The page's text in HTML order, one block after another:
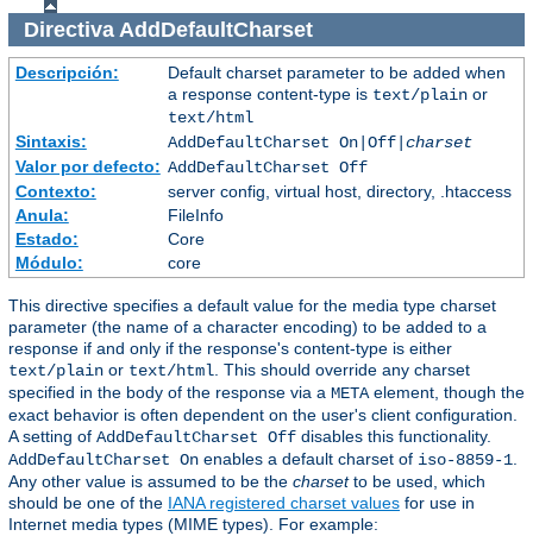
Directiva AddDefaultCharset
Descripción:
Default charset parameter to be added when
a response content-type is text/plainor
text/html
Sintaxis:
AddDefaultCharset On|Off| charset
Valor por defecto: AddDefaultCharset Off
Contexto:
server config, virtual host, directory, .htaccess
Anula:
FileInfo
Estado:
Core
Módulo:
core
This directive specifies a default value for the media type charset
parameter (the name of a character encoding) to be added to a
response if and only if the response's content-type is either
text/plain or text/html . This should override any charset
specified in the body of the response via a META element, though the
exact behavior is often dependent on the user's client configuration.
A setting of AddDefaultCharset Off disables this functionality.
AddDefaultCharset On enables a default charset of iso-8859-1
Any other value is assumed to be the charsetto be used, which
should be one of the IANA registered charset values for use in
Internet media types (MIME types). For example: